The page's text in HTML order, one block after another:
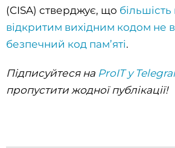
(CISA) стверджує, що більшість
відкритим вихідним кодом не
безпечний код пам’яті.
Підписуйтеся на ProIT у
пропустити жодної публікації!